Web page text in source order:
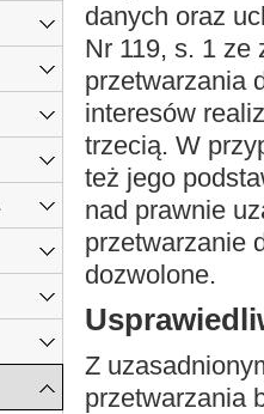
danych oraz
Nr 119, s. 1 ze
przetwarzania
interesów
trzecią. W
też jego
nad prawnie
przetwarzanie
dozwolone.
Z
przetwarzania